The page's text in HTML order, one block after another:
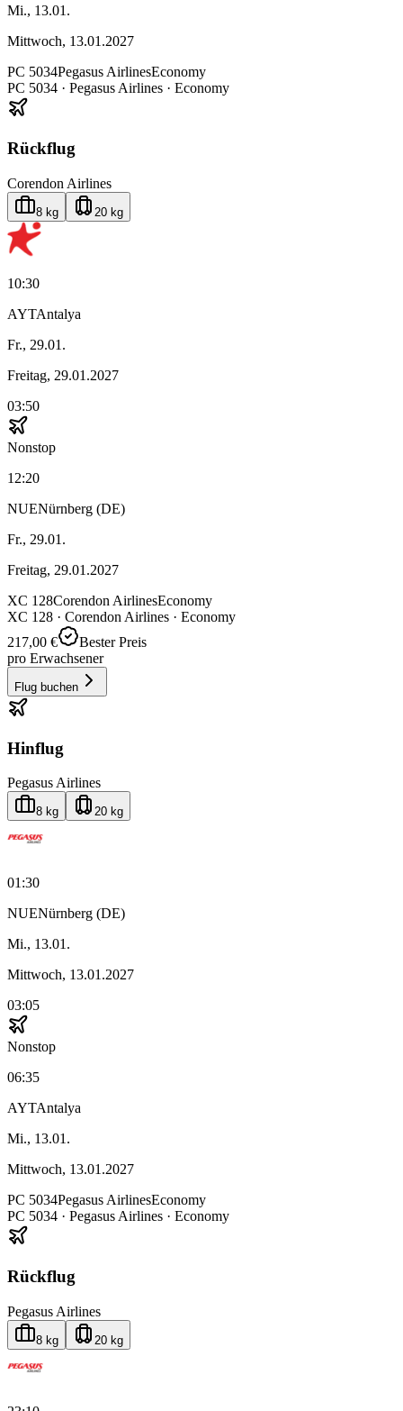
Mi., 13.01.
Mittwoch, 13.01.2027
PC 5034Pegasus AirlinesEconomy
PC 5034 · Pegasus Airlines · Economy
Rückflug
Corendon Airlines
8 kg 20 kg
10:30
AYTAntalya
Fr., 29.01.
Freitag, 29.01.2027
03:50
Nonstop
12:20
NUENürnberg (DE)
Fr., 29.01.
Freitag, 29.01.2027
XC 128Corendon AirlinesEconomy
XC 128 · Corendon Airlines · Economy
217,00 €
Bester Preis
pro Erwachsener
Flug buchen
Hinflug
Pegasus Airlines
8 kg 20 kg
01:30
NUENürnberg (DE)
Mi., 13.01.
Mittwoch, 13.01.2027
03:05
Nonstop
06:35
AYTAntalya
Mi., 13.01.
Mittwoch, 13.01.2027
PC 5034Pegasus AirlinesEconomy
PC 5034 · Pegasus Airlines · Economy
Rückflug
Pegasus Airlines
8 kg 20 kg